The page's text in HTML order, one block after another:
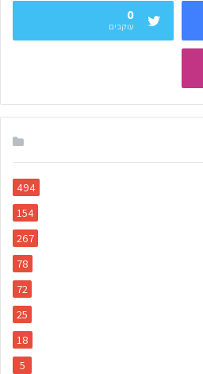
0
עוקבים
494
154
267
78
72
25
18
5